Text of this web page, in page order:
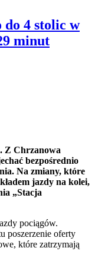
do 4 stolic w
minut
Z Chrzanowa
bezpośrednio
Na zmiany, które
jazdy na kolei,
„Stacja
pociągów.
poszerzenie oferty
które zatrzymają